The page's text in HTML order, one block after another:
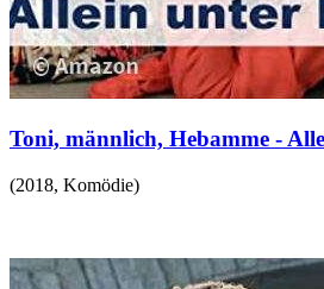
Toni, männlich, Hebamme -
(2018, Komödie)